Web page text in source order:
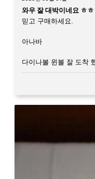
와우 잘 대박이네요 ㅎㅎ
믿고 구매하세요.
아나바
다이나볼 윈볼 잘 도착